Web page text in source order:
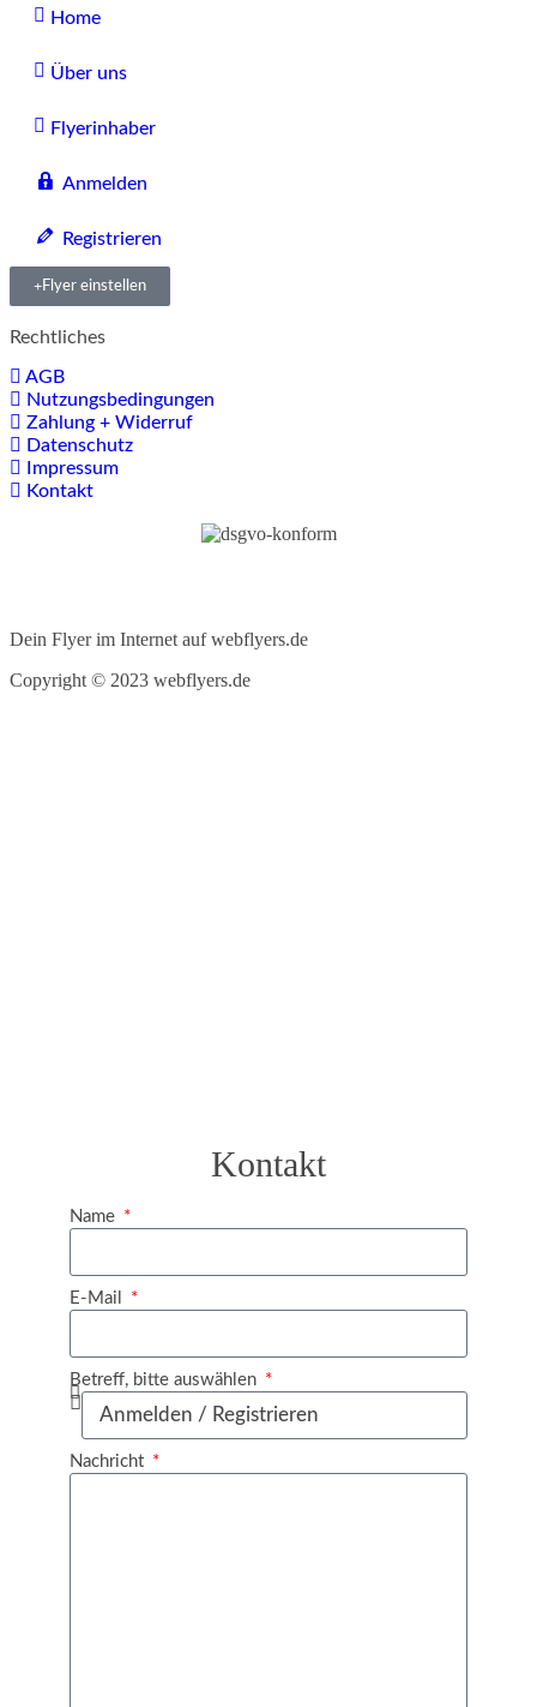
Home
Über uns
Flyerinhaber
Anmelden
Registrieren
Flyer einstellen
Rechtliches
AGB
Nutzungsbedingungen
Zahlung + Widerruf
Datenschutz
Impressum
Kontakt
Dein Flyer im Internet auf webflyers.de
Copyright © 2023 webflyers.de
Kontakt
Name
E-Mail
Betreff, bitte auswählen
Nachricht